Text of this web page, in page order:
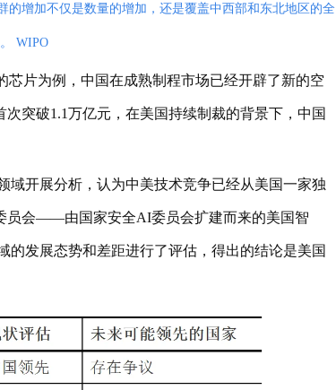
的增加不仅是数量的增加，还是覆盖中西部和东北地区的全
WIPO
芯片为例，中国在成熟制程市场已经开辟了新的空
突破1.1万亿元，在美国持续制裁的背景下，中国
域开展分析，认为中美技术竞争已经从美国一家独
员会——由国家安全AI委员会扩建而来的美国智
的发展态势和差距进行了评估，得出的结论是美国